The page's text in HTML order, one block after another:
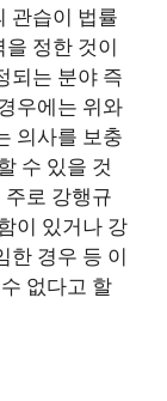
관습이 법률
정한 것이
되는 분야 즉
우에는 위와
의사를 보충
수 있을 것
로 강행규
이 있거나 강
한 경우 등 이
없다고 할